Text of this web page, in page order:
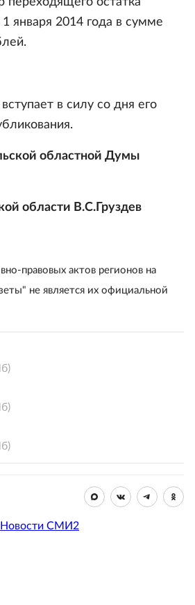
января 2014 года в сумме
в силу со дня его
областной Думы
области В.С.Груздев
правовых актов регионов на
не является их официальной
Новости СМИ2